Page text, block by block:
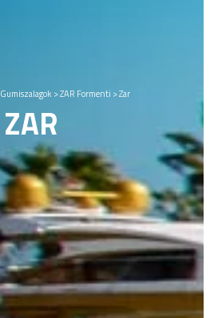
Gumiszalagok >ZAR Formenti >Zar
ZAR